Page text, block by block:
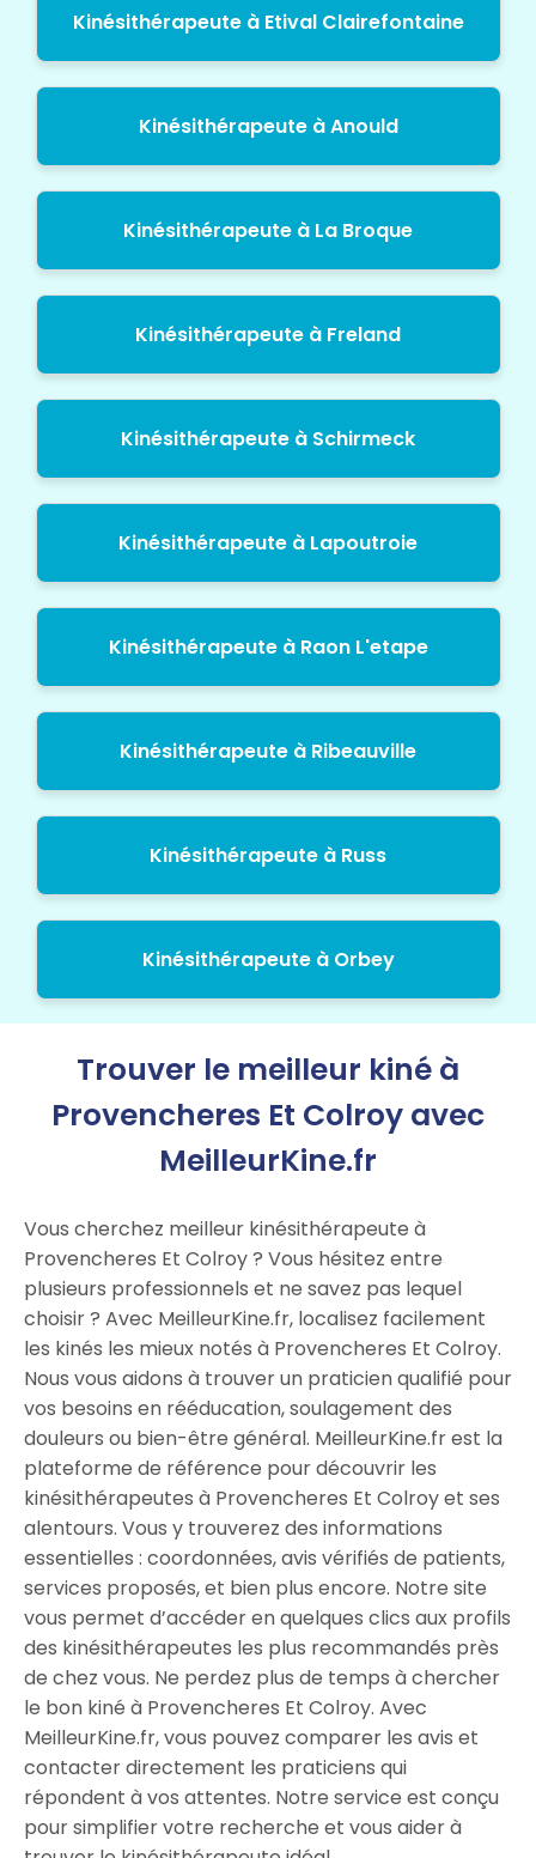
Kinésithérapeute à Etival Clairefontaine
Kinésithérapeute à Anould
Kinésithérapeute à La Broque
Kinésithérapeute à Freland
Kinésithérapeute à Schirmeck
Kinésithérapeute à Lapoutroie
Kinésithérapeute à Raon L'etape
Kinésithérapeute à Ribeauville
Kinésithérapeute à Russ
Kinésithérapeute à Orbey
Trouver le meilleur kiné à
Provencheres Et Colroy avec
MeilleurKine.fr
Vous cherchez meilleur kinésithérapeute à
Provencheres Et Colroy ? Vous hésitez entre
plusieurs professionnels et ne savez pas lequel
choisir ? Avec MeilleurKine.fr, localisez facilement
les kinés les mieux notés à Provencheres Et Colroy.
Nous vous aidons à trouver un praticien qualifié pour
vos besoins en rééducation, soulagement des
douleurs ou bien-être général. MeilleurKine.fr est la
plateforme de référence pour découvrir les
kinésithérapeutes à Provencheres Et Colroy et ses
alentours. Vous y trouverez des informations
essentielles : coordonnées, avis vérifiés de patients,
services proposés, et bien plus encore. Notre site
vous permet d’accéder en quelques clics aux profils
des kinésithérapeutes les plus recommandés près
de chez vous. Ne perdez plus de temps à chercher
le bon kiné à Provencheres Et Colroy. Avec
MeilleurKine.fr, vous pouvez comparer les avis et
contacter directement les praticiens qui
répondent à vos attentes. Notre service est conçu
pour simplifier votre recherche et vous aider à